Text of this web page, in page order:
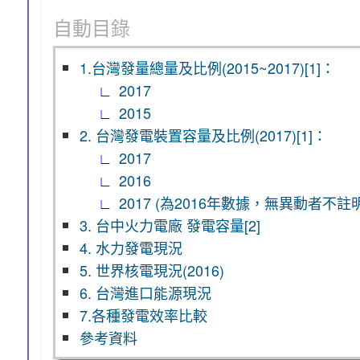
自動目錄
1.台灣發量總量及比例(2015~2017)[1]：
2017
2015
2. 台灣發電裝置容量及比例(2017)[1]：
2017
2016
2017 (為2016年數據，無異動者不註
3. 台中火力電廠 發電容量[2]
4. 水力發電現況
5. 世界核電現況(2016)
6. 台灣進口能源現況
7.各種發電效率比較
參考資料